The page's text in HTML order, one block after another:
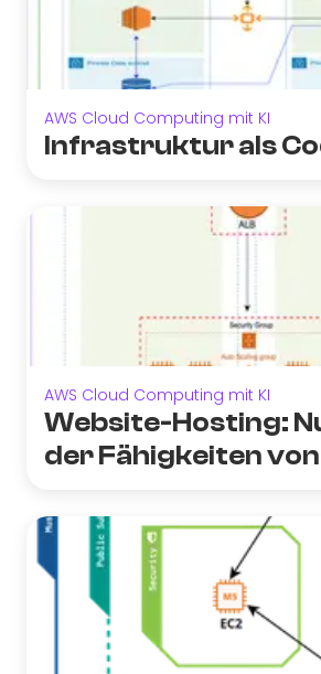
AWS Cloud Computing mit KI
Infrastruktur als
AWS Cloud Computing mit KI
Website-Hosting:
der Fähigkeiten